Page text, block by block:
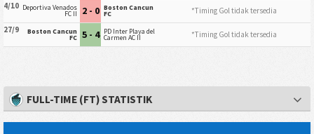
4/10 Deportiva Venados
FC II 2 - 0 Boston Cancun
FC
*Timing Gol tidak tersedia
27/9
Boston Cancun
FC 5 - 4 PD Inter Playa del
Carmen AC II *Timing Gol tidak tersedia
FULL-TIME (FT) STATISTIK